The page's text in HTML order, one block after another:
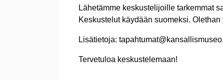
Lähetämme keskustelijoille tarkemmat
Keskustelut käydään suomeksi.
Lisätietoja:
Tervetuloa keskustelemaan!